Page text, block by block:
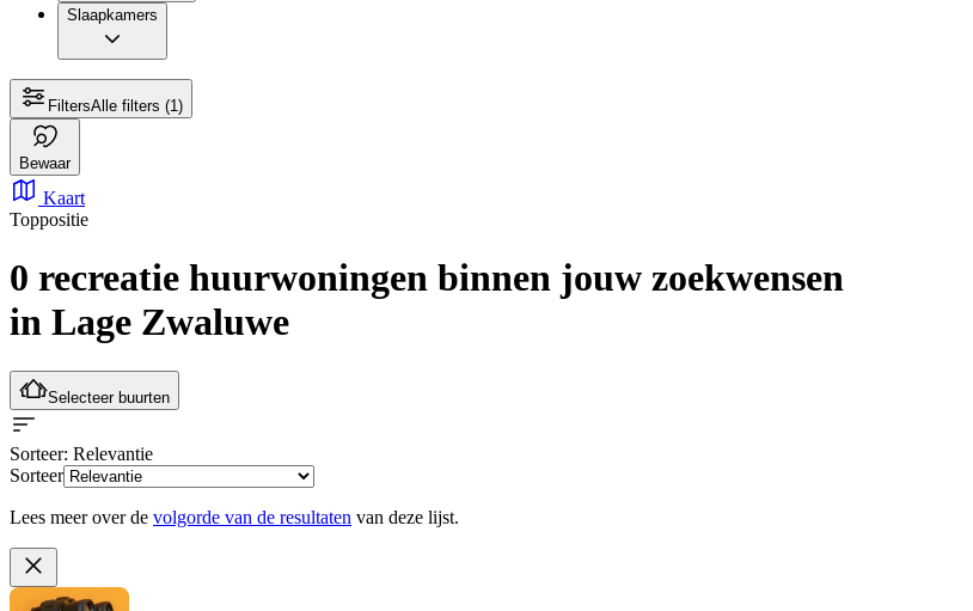
Slaapkamers
FiltersAlle filters (1)
Bewaar
Kaart
Toppositie
0 recreatie huurwoningen binnen jouw zoekwensen
in Lage Zwaluwe
Selecteer buurten
Sorteer: Relevantie
Sorteer
Lees meer over de volgorde van de resultaten van deze lijst.